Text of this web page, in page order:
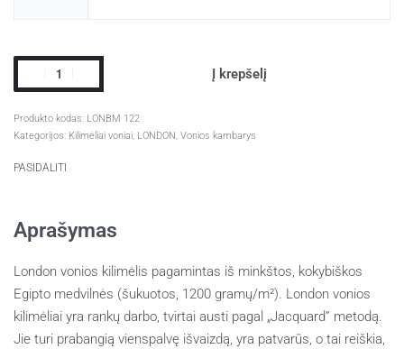
Į krepšelį
LONBM 122
Kategorijos: Kilimėliai voniai, LONDON, Vonios kambarys
PASIDALITI
Aprašymas
London vonios kilimėlis pagamintas iš minkštos, kokybiškos
Egipto medvilnės (šukuotos, 1200 gramų/m²). London vonios
kilimėliai yra rankų darbo, tvirtai austi pagal „Jacquard” metodą.
Jie turi prabangią vienspalvę išvaizdą, yra patvarūs, o tai reiškia,